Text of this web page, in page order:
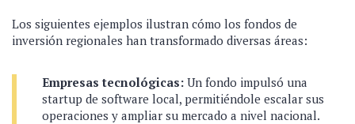
Los siguientes ejemplos ilustran cómo los fondos de
inversión regionales han transformado diversas áreas:
Empresas tecnológicas: Un fondo impulsó una
startup de software local, permitiéndole escalar sus
operaciones y ampliar su mercado a nivel nacional.